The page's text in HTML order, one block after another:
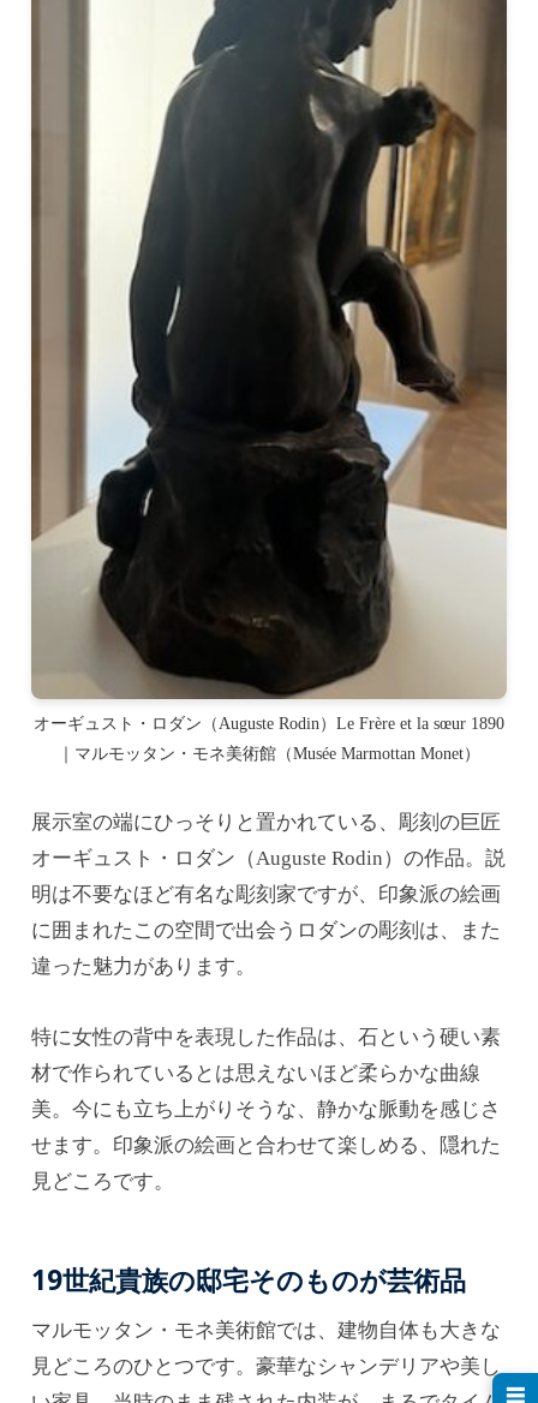
オーギュスト・ロダン（Auguste Rodin）Le Frère et la sœur 1890
｜マルモッタン・モネ美術館（Musée Marmottan Monet）
展示室の端にひっそりと置かれている、彫刻の巨匠
オーギュスト・ロダン（Auguste Rodin）の作品。説
明は不要なほど有名な彫刻家ですが、印象派の絵画
に囲まれたこの空間で出会うロダンの彫刻は、また
違った魅力があります。
特に女性の背中を表現した作品は、石という硬い素
材で作られているとは思えないほど柔らかな曲線
美。今にも立ち上がりそうな、静かな脈動を感じさ
せます。印象派の絵画と合わせて楽しめる、隠れた
見どころです。
19世紀貴族の邸宅そのものが芸術品
マルモッタン・モネ美術館では、建物自体も大きな
見どころのひとつです。豪華なシャンデリアや美し
☰